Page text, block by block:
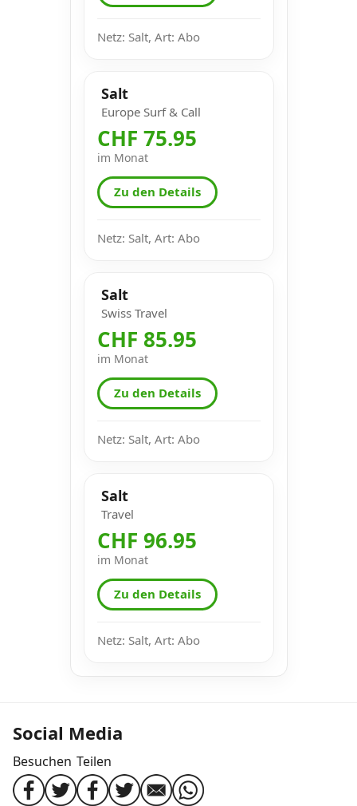
Netz: Salt, Art: Abo
Salt
Europe Surf & Call
CHF 75.95
im Monat
Zu den Details
Netz: Salt, Art: Abo
Salt
Swiss Travel
CHF 85.95
im Monat
Zu den Details
Netz: Salt, Art: Abo
Salt
Travel
CHF 96.95
im Monat
Zu den Details
Netz: Salt, Art: Abo
Social Media
Besuchen Teilen